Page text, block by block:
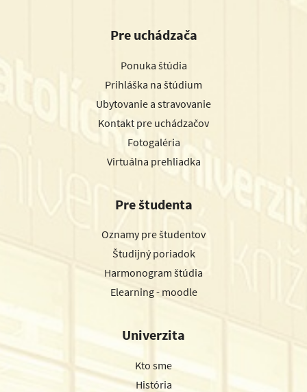
Pre uchádzača
Ponuka štúdia
Prihláška na štúdium
Ubytovanie a stravovanie
Kontakt pre uchádzačov
Fotogaléria
Virtuálna prehliadka
Pre študenta
Oznamy pre študentov
Študijný poriadok
Harmonogram štúdia
Elearning - moodle
Univerzita
Kto sme
História